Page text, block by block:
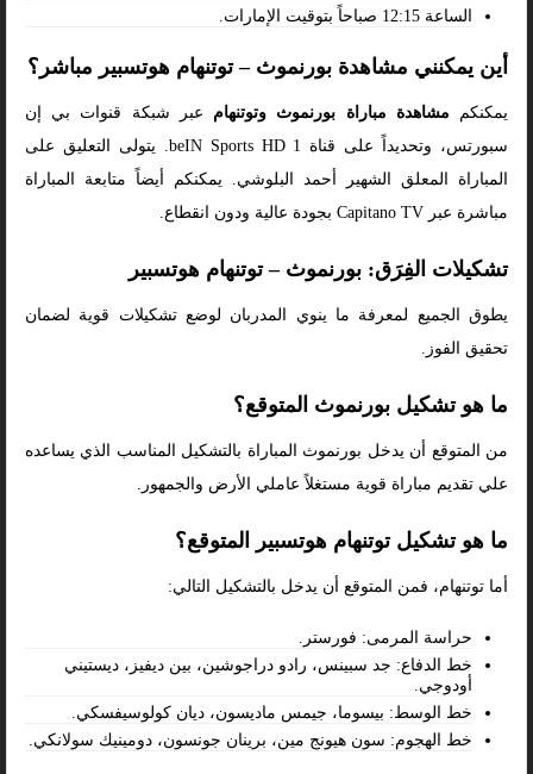
الساعة 12:15 صباحاً بتوقيت الإمارات.
أين يمكنني مشاهدة بورنموث – توتنهام هوتسبير مباشر؟
يمكنكم مشاهدة مباراة بورنموث وتوتنهام عبر شبكة قنوات بي إن
سبورتس، وتحديداً على قناة beIN Sports HD 1. يتولى التعليق على
المباراة المعلق الشهير أحمد البلوشي. يمكنكم أيضاً متابعة المباراة
مباشرة عبر Capitano TV بجودة عالية ودون انقطاع.
تشكيلات الفِرَق: بورنموث – توتنهام هوتسبير
يطوق الجميع لمعرفة ما ينوي المدربان لوضع تشكيلات قوية لضمان
تحقيق الفوز.
ما هو تشكيل بورنموث المتوقع؟
من المتوقع أن يدخل بورنموث المباراة بالتشكيل المناسب الذي يساعده
علي تقديم مباراة قوية مستغلاً عاملي الأرض والجمهور.
ما هو تشكيل توتنهام هوتسبير المتوقع؟
أما توتنهام، فمن المتوقع أن يدخل بالتشكيل التالي:
حراسة المرمى: فورستر.
خط الدفاع: جد سبينس، رادو دراجوشين، بين ديفيز، ديستيني
أودوجي.
خط الوسط: بيسوما، جيمس ماديسون، ديان كولوسيفسكي.
خط الهجوم: سون هيونج مين، برينان جونسون، دومينيك سولانكي.